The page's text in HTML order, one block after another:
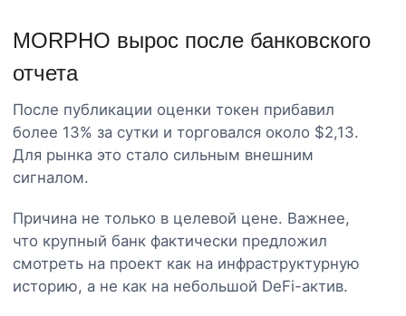
MORPHO вырос после банковского
отчета
После публикации оценки токен прибавил
более 13% за сутки и торговался около $2,13.
Для рынка это стало сильным внешним
сигналом.
Причина не только в целевой цене. Важнее,
что крупный банк фактически предложил
смотреть на проект как на инфраструктурную
историю, а не как на небольшой DeFi-актив.